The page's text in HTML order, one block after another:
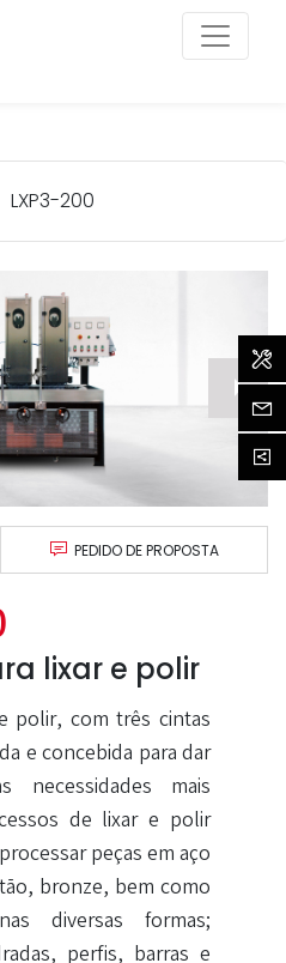
LXP3-200
PEDIDO DE PROPOSTA
lixar e polir
polir, com três cintas
e concebida para dar
necessidades mais
de lixar e polir
peças em aço
bronze, bem como
diversas formas;
perfis, barras e